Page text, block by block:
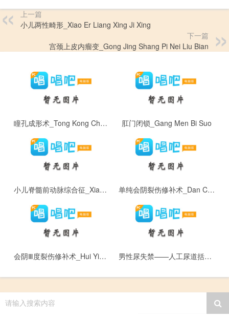
上一篇
小儿两性畸形_Xiao Er Liang Xing Ji Xing
下一篇
宫颈上皮内瘤变_Gong Jing Shang Pi Nei Liu Bian
瞳孔成形术_Tong Kong Cheng Xing Shu 肛门闭锁_Gang Men Bi Suo
小儿脊髓前动脉综合征_Xiao Er Ji Sui Qian Dong Mai Zong He Zheng 单纯会阴裂伤修补术_Dan Chun Hui Yin Lie Shang Xiu Bu Shu
会阴Ⅲ度裂伤修补术_Hui Yin Ⅲ Du Lie Shang Xiu Bu Shu 男性尿失禁——人工尿道括约肌_Nan Xing Niao Shi Jin — — Ren Gong Niao Dao Kuo Yue Ji
请输入搜索内容